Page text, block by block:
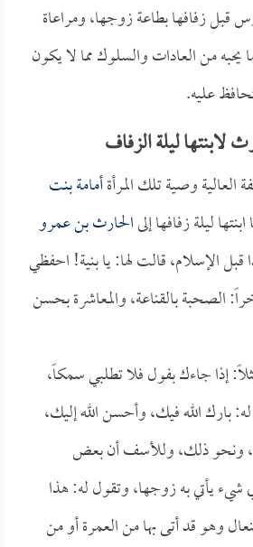
قبل زفافها بطاعة زوجها، ومراعاة
من العادات والسلوك مما لا يكون
عليه.
لابنتها ليلة الزفاف
العالية وصية تلك المرأةأمامة بنت
ليلة زفافها إلىالحارث بن عمرو
الإسلام، قالت لها: يا بنية! احفظي
الصحبة بالقناعة، والمعاشرة بحسن
إذا جاءك بفول فلا تطلبي سمكاً،
بارك الله فيك، وأحسن الله إليك،
ونحو ذلك، وللأسف أن بعض
يأتي به زوجها، وتقول له: هذا
وهو قد أتى بها من العمرة أو من